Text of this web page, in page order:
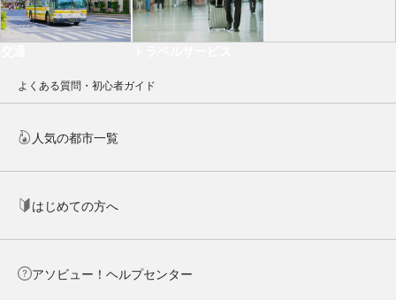
よくある質問・初心者ガイド
人気の都市一覧
はじめての方へ
アソビュー！ヘルプセンター